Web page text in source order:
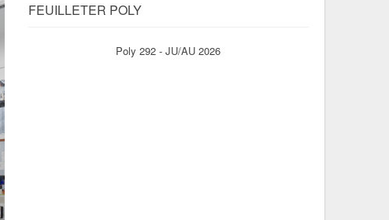
FEUILLETER POLY
Poly 292 - JU/AU 2026